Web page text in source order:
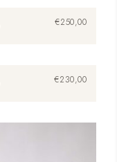
€250,00
€230,00